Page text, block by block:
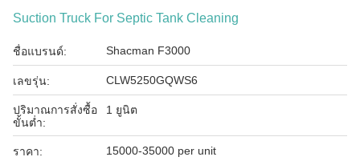
Suction Truck For Septic Tank Cleaning
ชื่อแบรนด์: Shacman F3000
เลขรุ่น: CLW5250GQWS6
ปริมาณการสั่งซื้อ
ขั้นต่ำ:
1 ยูนิต
ราคา: 15000-35000 per unit